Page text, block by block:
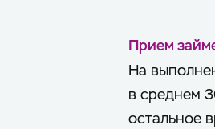
Прием
На
в среднем
остальное